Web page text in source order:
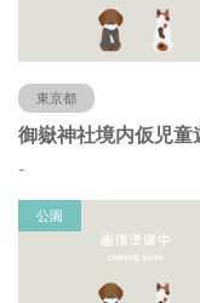
東京都
-
公園